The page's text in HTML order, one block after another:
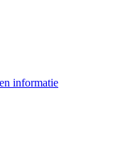
informatie